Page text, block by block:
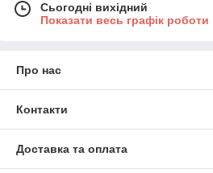
Сьогодні вихідний
Показати весь графік роботи
Про нас
Контакти
Доставка та оплата